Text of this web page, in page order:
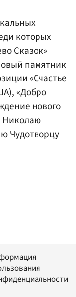
которых
Сказок»
памятник
«Счастье
«Добро
нового
Николаю
Чудотворцу